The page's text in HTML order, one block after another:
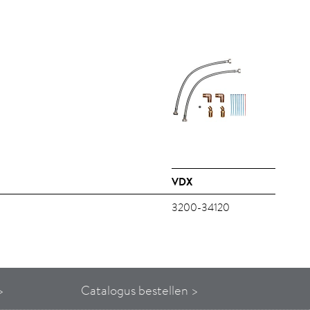
VDX
3200-34120
Catalogus bestellen >